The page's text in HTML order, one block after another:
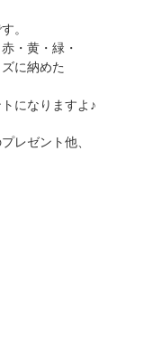
。
・黄・緑・
に納めた
になりますよ♪
レゼント他、